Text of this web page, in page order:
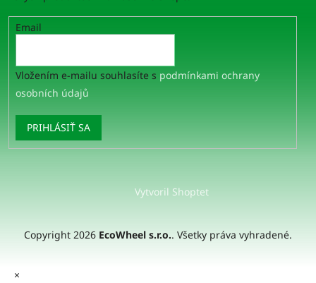
Email
Vložením e-mailu souhlasíte s podmínkami ochrany
osobních údajů
PRIHLÁSIŤ SA
Vytvoril Shoptet
Copyright 2026 EcoWheel s.r.o.. Všetky práva vyhradené.
×